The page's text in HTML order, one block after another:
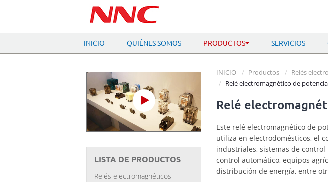
INICIO QUIÉNES SOMOS PRODUCTOS SERVICIOS
INICIO Productos Relés
Relé electromagnético de
Relé
Este relé electromagnético de
utiliza en electrodomésticos, el
industriales, sistemas de
control automático, equipos
distribución de energía, entre
LISTA DE PRODUCTOS
Relés electromagnéticos